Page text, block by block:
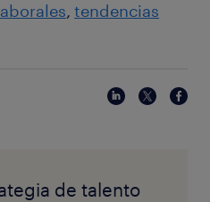
tendencias
de talento